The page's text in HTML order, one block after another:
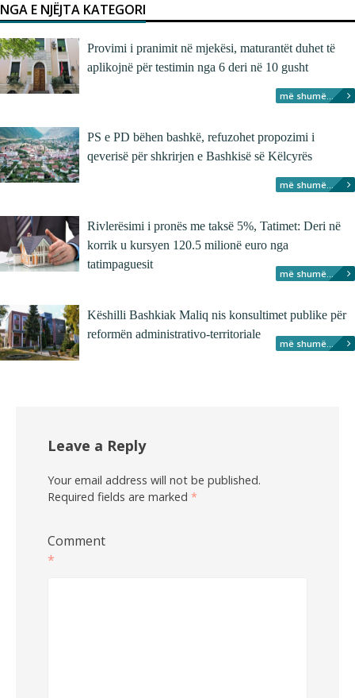
NGA E NJËJTA KATEGORI
Provimi i pranimit në mjekësi, maturantët duhet të
aplikojnë për testimin nga 6 deri në 10 gusht
më shumë...
PS e PD bëhen bashkë, refuzohet propozimi i
qeverisë për shkrirjen e Bashkisë së Këlcyrës
më shumë...
Rivlerësimi i pronës me taksë 5%, Tatimet: Deri në
korrik u kursyen 120.5 milionë euro nga
tatimpaguesit
më shumë...
Këshilli Bashkiak Maliq nis konsultimet publike për
reformën administrativo-territoriale
më shumë...
Leave a Reply
Your email address will not be published.
Required fields are marked *
Comment
*